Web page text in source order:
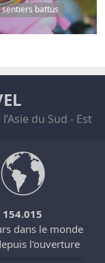
sentiers battus
du Sud - Est
154.015
dans le monde
l'ouverture